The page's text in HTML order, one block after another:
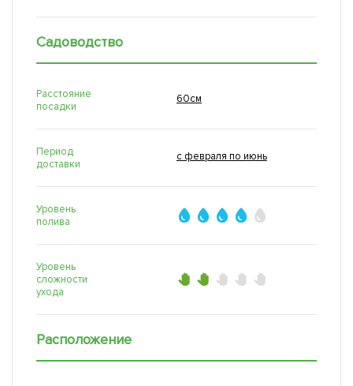
Садоводство
Расстояние
посадки
60см
Период
доставки
с февраля по июнь
Уровень
полива
Уровень
сложности
ухода
Расположение